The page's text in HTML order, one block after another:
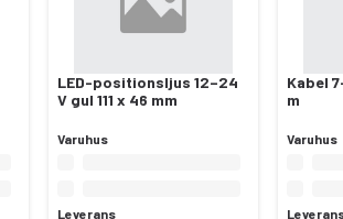
LED-positionsljus 12–24
V gul 111 x 46 mm
Varuhus
Leverans
Kabel
m
Varuhus